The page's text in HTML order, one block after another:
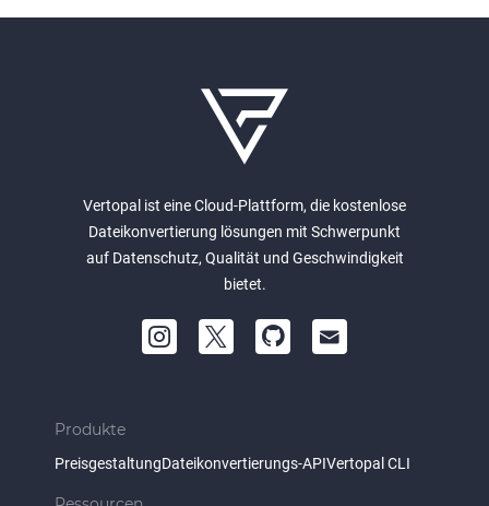
Vertopal ist eine Cloud-Plattform, die kostenlose
Dateikonvertierung lösungen mit Schwerpunkt
auf Datenschutz, Qualität und Geschwindigkeit
bietet.
Produkte
PreisgestaltungDateikonvertierungs-APIVertopal CLI